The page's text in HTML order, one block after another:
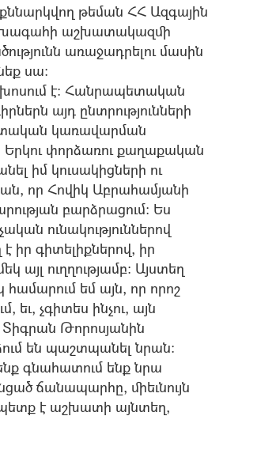
թեման ՀՀ Ազգային
աշխատակազմի
առաջադրելու մասին
սա:
խոսում է: Հանրապետական
այդ ընտրությունների
կառավարման
փորձառու քաղաքական
իմ կուսակիցների ու
որ Հովիկ Աբրահամյանի
բարձրացում: Ես
ունակություններով
իր գիտելիքներով, իր
այլ ուղղությամբ: Այստեղ
եմ այն, որ որոշ
եւ, չգիտես ինչու, այն
Թորոսյանին
են պաշտպանել նրան:
գնահատում ենք նրա
ճանապարհը, միեւնույն
պետք է աշխատի այնտեղ,